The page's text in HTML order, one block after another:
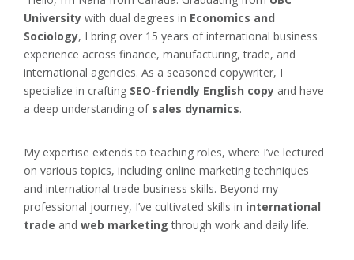
University with dual degrees in Economics and
Sociology, I bring over 15 years of international business
experience across finance, manufacturing, trade, and
international agencies. As a seasoned copywriter, I
specialize in crafting SEO-friendly English copy and have
a deep understanding of sales dynamics.
My expertise extends to teaching roles, where I’ve lectured
on various topics, including online marketing techniques
and international trade business skills. Beyond my
professional journey, I’ve cultivated skills in international
trade and web marketing through work and daily life.